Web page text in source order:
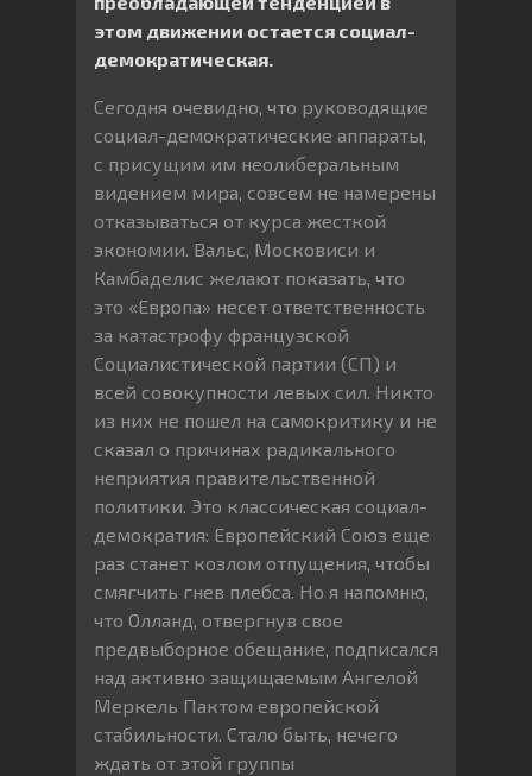
этом движении остается социал-
демократическая.
Сегодня очевидно, что руководящие
социал-демократические аппараты,
с присущим им неолиберальным
видением мира, совсем не намерены
отказываться от курса жесткой
экономии. Вальс, Московиси и
Камбаделис желают показать, что
это «Европа» несет ответственность
за катастрофу французской
Социалистической партии (СП) и
всей совокупности левых сил. Никто
из них не пошел на самокритику и не
сказал о причинах радикального
неприятия правительственной
политики. Это классическая социал-
демократия: Европейский Союз еще
раз станет козлом отпущения, чтобы
смягчить гнев плебса. Но я напомню,
что Олланд, отвергнув свое
предвыборное обещание, подписался
над активно защищаемым Ангелой
Меркель Пактом европейской
стабильности. Стало быть, нечего
ждать от этой группы